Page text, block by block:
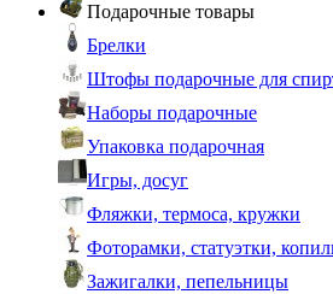
Подарочные товары
Брелки
Штофы подарочные для
Наборы подарочные
Упаковка подарочная
Игры, досуг
Фляжки, термоса, кружки
Фоторамки, статуэтки,
Зажигалки, пепельницы